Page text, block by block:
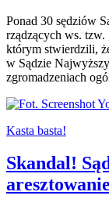
Ponad 30 sędziów
rządzących ws. tzw.
którym stwierdzili,
w Sądzie
zgromadzeniach
Kasta basta!
Skandal!